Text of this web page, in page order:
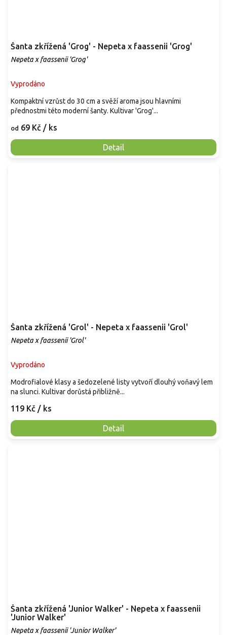
Šanta zkřížená 'Grog' - Nepeta x faassenii 'Grog'
Nepeta x faassenii 'Grog'
Vyprodáno
od 69 Kč / ks
Detail
Kompaktní vzrůst do 30 cm a svěží aroma jsou hlavními
přednostmi této moderní šanty. Kultivar 'Grog'...
Šanta zkřížená 'Grol' - Nepeta x faassenii 'Grol'
Nepeta x faassenii 'Grol'
Vyprodáno
119 Kč / ks
Detail
Modrofialové klasy a šedozelené listy vytvoří dlouhý voňavý lem
na slunci. Kultivar dorůstá přibližně...
Šanta zkřížená 'Junior Walker' - Nepeta x faassenii
'Junior Walker'
Nepeta x faassenii 'Junior Walker'